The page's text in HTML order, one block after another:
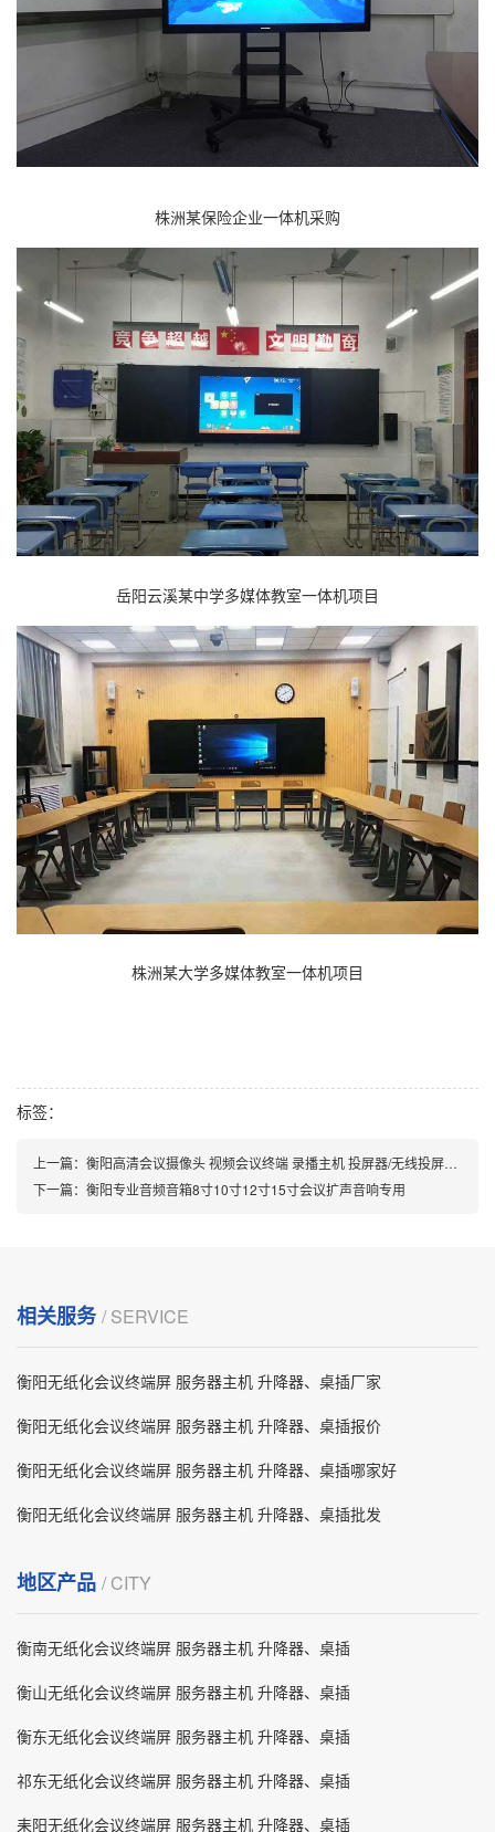
株洲某保险企业一体机采购
岳阳云溪某中学多媒体教室一体机项目
株洲某大学多媒体教室一体机项目
标签：
上一篇： 衡阳高清会议摄像头 视频会议终端 录播主机 投屏器/无线投屏盒子
下一篇： 衡阳专业音频音箱8寸10寸12寸15寸会议扩声音响专用
相关服务/ SERVICE
衡阳无纸化会议终端屏 服务器主机 升降器、桌插厂家
衡阳无纸化会议终端屏 服务器主机 升降器、桌插报价
衡阳无纸化会议终端屏 服务器主机 升降器、桌插哪家好
衡阳无纸化会议终端屏 服务器主机 升降器、桌插批发
地区产品 / CITY
衡南无纸化会议终端屏 服务器主机 升降器、桌插
衡山无纸化会议终端屏 服务器主机 升降器、桌插
衡东无纸化会议终端屏 服务器主机 升降器、桌插
祁东无纸化会议终端屏 服务器主机 升降器、桌插
耒阳无纸化会议终端屏 服务器主机 升降器、桌插